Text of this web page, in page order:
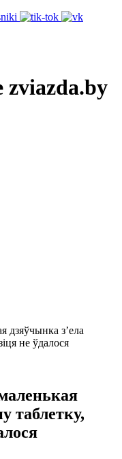
zviazda.by
дзяўчынка з’ела
не ўдалося
таблетку,